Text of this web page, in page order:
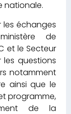
nationale.
échanges
de
et le Secteur
questions
notamment
ainsi que le
programme,
de la